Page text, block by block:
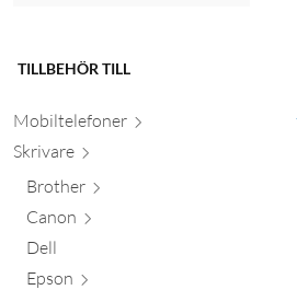
TILLBEHÖR TILL
Mobiltelefoner
Skrivare
Brother
Canon
Dell
Epson